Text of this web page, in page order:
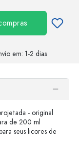
em: 1-2 dias
- original
de 200 ml
seus licores de